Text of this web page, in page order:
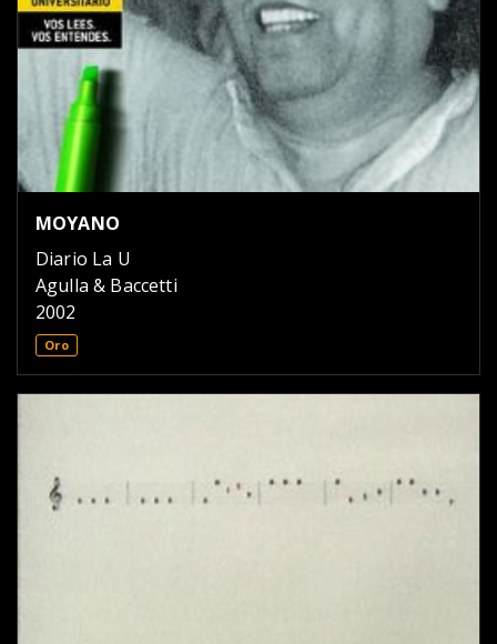
MOYANO
Diario La U
Agulla & Baccetti
2002
Oro